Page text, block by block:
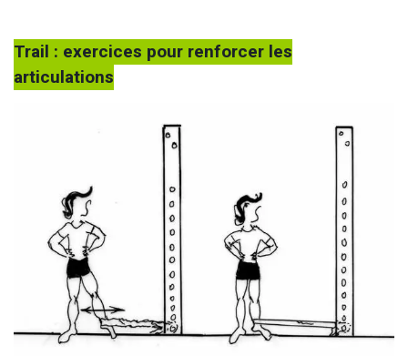
Trail : exercices pour renforcer les
articulations